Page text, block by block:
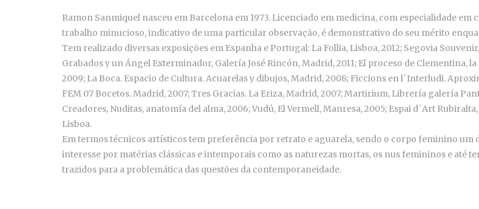
Ramon Sanmiquel nasceu em Barcelona em 1973. Licenciado em medicina, com especialidade
trabalho minucioso, indicativo de uma particular observação, é demonstrativo do seu mérito
Tem realizado diversas exposições em Espanha e Portugal: La Follia, Lisboa, 2012; Segovia
Grabados y un Ángel Exterminador, Galería José Rincón, Madrid, 2011; El proceso de Clementina,
2009; La Boca. Espacio de Cultura. Acuarelas y dibujos, Madrid, 2008; Ficcions en l´Interludi.
FEM 07 Bocetos. Madrid, 2007; Tres Gracias. La Eriza, Madrid, 2007; Martirium, Librería galería
Creadores, Nuditas, anatomía del alma, 2006; Vudú, El Vermell, Manresa, 2005; Espai d´Art
Lisboa.
Em termos técnicos artísticos tem preferência por retrato e aguarela, sendo o corpo feminino um
interesse por matérias clássicas e intemporais como as naturezas mortas, os nus femininos e até
trazidos para a problemática das questões da contemporaneidade.